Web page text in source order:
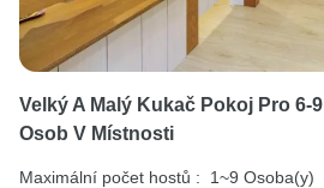
Velký A Malý Kukač Pokoj Pro 6-9
Osob V Místnosti
Maximální počet hostů : 1~9 Osoba(y)